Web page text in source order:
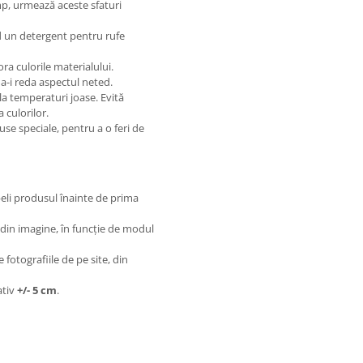
urmează aceste sfaturi
un detergent pentru rufe
culorile materialului.
i reda aspectul neted.
temperaturi joase. Evită
culorilor.
speciale, pentru a o feri de
produsul înainte de prima
imagine, în funcție de modul
fotografiile de pe site, din
+/- 5 cm.